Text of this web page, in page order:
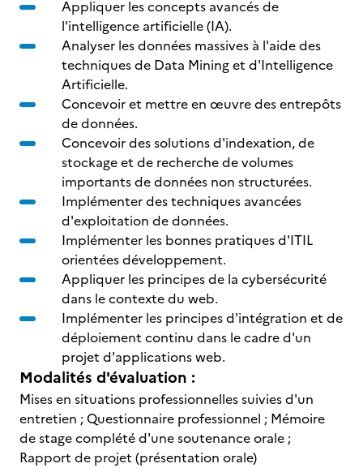
Appliquer les concepts avancés de
l'intelligence artificielle (IA).
Analyser les données massives à l'aide des
techniques de Data Mining et d'Intelligence
Artificielle.
Concevoir et mettre en œuvre des entrepôts
de données.
Concevoir des solutions d'indexation, de
stockage et de recherche de volumes
importants de données non structurées.
Implémenter des techniques avancées
d'exploitation de données.
Implémenter les bonnes pratiques d'ITIL
orientées développement.
Appliquer les principes de la cybersécurité
dans le contexte du web.
Implémenter les principes d'intégration et de
déploiement continu dans le cadre d'un
projet d'applications web.
Modalités d'évaluation :
Mises en situations professionnelles suivies d'un
entretien ; Questionnaire professionnel ; Mémoire
de stage complété d'une soutenance orale ;
Rapport de projet (présentation orale)